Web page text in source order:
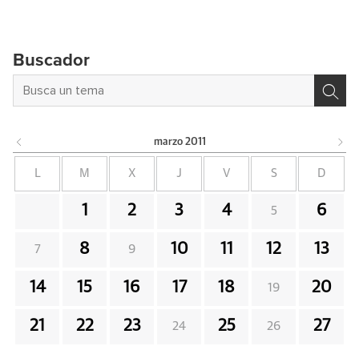
Buscador
marzo 2011
L M X J V S D
1 2 3 4 5 6
7 8 9 10 11 12 13
14 15 16 17 18 19 20
21 22 23 24 25 26 27